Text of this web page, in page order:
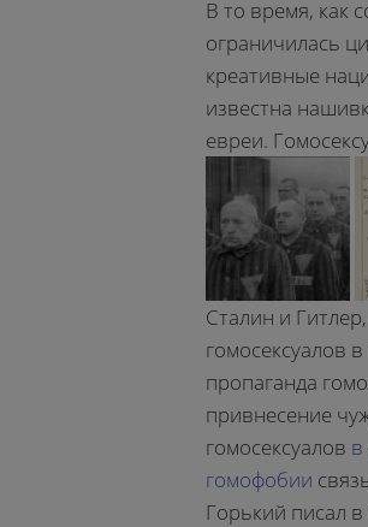
В то время, как
ограничилась
креативные
известна
евреи.
Сталин и
гомосексуалов
пропаганда
привнесение
гомосексуалов в
гомофобии
Горький писал в